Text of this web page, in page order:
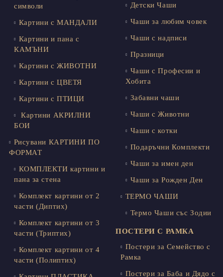
символи
Картини с МАНДАЛИ
Картини и пана с
КАМЪНИ
Картини с ЖИВОТНИ
Картини с ЦВЕТЯ
Картини с ПТИЦИ
Картини АКРИЛНИ
БОИ
Рисувани КАРТИНИ ПО
ФОРМАТ
КОМПЛЕКТИ картини и
пана за стена
Комплект картини от 2
части (Диптих)
Комплект картини от 3
части (Триптих)
Комплект картини от 4
части (Полиптих)
Детски Чаши
Чаши за любим човек
Чаши с надписи
Празници
Чаши с Професии и
Хобита
Забавни чаши
Чаши с Животни
Чаши с котки
Подаръчни Комплекти
Чаши за имен ден
Чаши за Рожден Ден
ТЕРМО ЧАШИ
Термо Чаши със Зодии
ПОСТЕРИ С РАМКА
Постери за Семейство с
Рамка
Постери за Баба и Дядо с